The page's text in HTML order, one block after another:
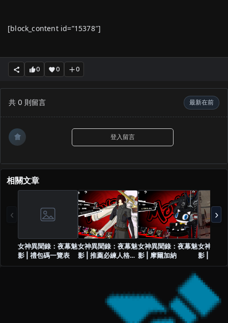
[block_content id=”15378″]
0 0 0
共 0 則留言 最新在前
會 登入留言
相關文章
‹
女神異聞錄：夜幕魅
影 | 禮包碼一覽表
女神異聞錄：夜幕魅
影 | 推薦必練人格面
具
女神異聞錄：夜幕魅
影 | 摩爾加納
女神異聞
影 | 人格
訊
›